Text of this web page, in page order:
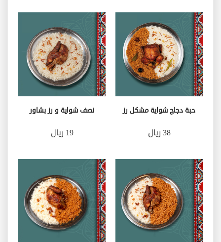
حبة دجاج شواية مشكل رز
38 ريال
نصف شواية و رز بشاور
19 ريال